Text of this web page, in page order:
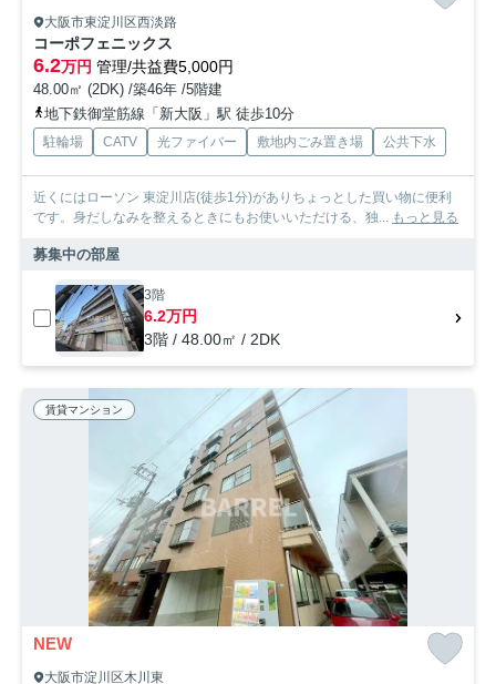
大阪市東淀川区西淡路
コーポフェニックス
6.2万円 管理/共益費5,000円
48.00㎡ (2DK) /築46年 /5階建
地下鉄御堂筋線「新大阪」駅 徒歩10分
駐輪場 CATV 光ファイバー 敷地内ごみ置き場 公共下水
近くにはローソン 東淀川店(徒歩1分)がありちょっとした買い物に便利
です。身だしなみを整えるときにもお使いいただける、独... もっと見る
募集中の部屋
3階
6.2万円
3階 / 48.00㎡ / 2DK
賃貸マンション
NEW
大阪市淀川区木川東